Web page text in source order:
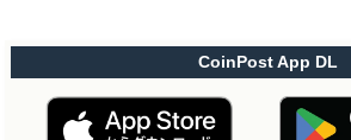
CoinPost App DL